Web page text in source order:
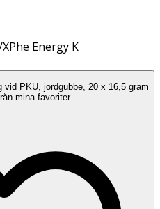
XPhe Energy K
PKU, jordgubbe, 20 x 16,5 gram
mina favoriter